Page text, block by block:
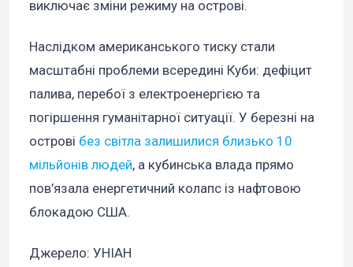
виключає зміни режиму на острові.
Наслідком американського тиску стали
масштабні проблеми всередині Куби: дефіцит
палива, перебої з електроенергією та
погіршення гуманітарної ситуації. У березні на
острові без світла залишилися близько 10
мільйонів людей, а кубинська влада прямо
пов’язала енергетичний колапс із нафтовою
блокадою США.
Джерело: УНІАН